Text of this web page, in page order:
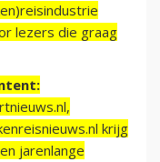
lezers die graag
krijg
jarenlange